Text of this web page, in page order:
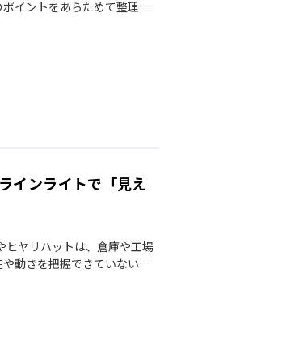
イントをあらためて整理し
インライトで「見え
ヤリハットは、倉庫や工場
動きを把握できていないこ